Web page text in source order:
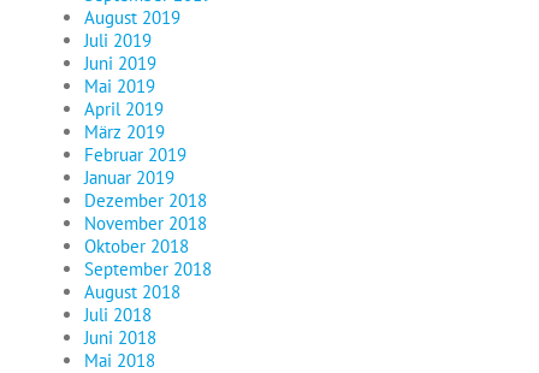
August 2019
Juli 2019
Juni 2019
Mai 2019
April 2019
März 2019
Februar 2019
Januar 2019
Dezember 2018
November 2018
Oktober 2018
September 2018
August 2018
Juli 2018
Juni 2018
Mai 2018